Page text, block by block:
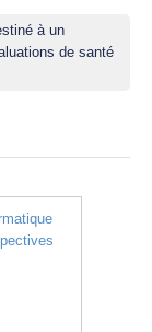
à un
de santé